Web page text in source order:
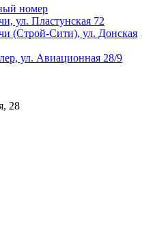
номер
ул. Пластунская 72
(Строй-Сити), ул. Донская
ул. Авиационная 28/9
28